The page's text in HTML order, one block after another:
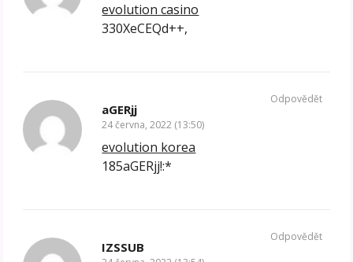
evolution casino
330XeCEQd++,
aGERjj
24 června, 2022 (13:50)
evolution korea
185aGERjj!:*
Odpovědět
IZSSUB
Odpovědět